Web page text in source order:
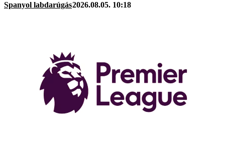
Spanyol labdarúgás2026.08.05. 10:18